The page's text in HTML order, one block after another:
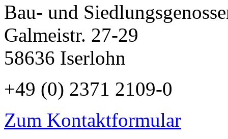
Bau- und
Galmeistr. 27-29
58636 Iserlohn
+49 (0) 2371 2109-0
Zum Kontaktformular